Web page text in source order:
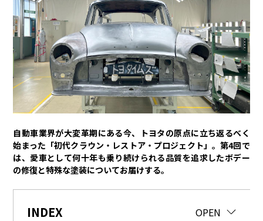
トヨタイムズスポーツ
トヨタイムズPodcast
SDGs
経営
スポーツ
トヨタアスリート モータースポーツ モリゾウ
自動車業界が大変革期にある今、トヨタの原点に立ち返るべく
始まった「初代クラウン・レストア・プロジェクト」。第4回で
は、愛車として何十年も乗り続けられる品質を追求したボデー
の修復と特殊な塗装についてお届けする。
INDEX OPEN
CLOSE